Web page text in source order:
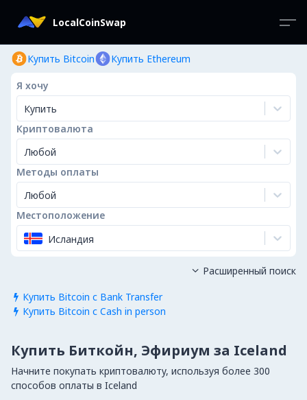
LocalCoinSwap
Купить Bitcoin Купить Ethereum
Я хочу
Купить
Криптовалюта
Любой
Методы оплаты
Любой
Местоположение
Исландия
 Купить Bitcoin с Bank Transfer
 Купить Bitcoin с Cash in person
 Расширенный поиск
Купить Биткойн, Эфириум за Iceland
Начните покупать криптовалюту, используя более 300
способов оплаты в Iceland